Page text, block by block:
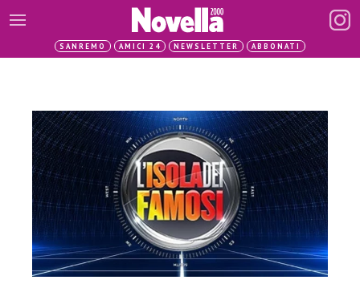
SANREMO AMICI 24 NEWSLETTER ABBONATI